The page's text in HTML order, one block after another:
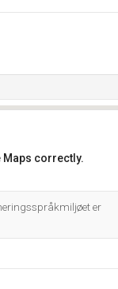
Maps correctly.
er